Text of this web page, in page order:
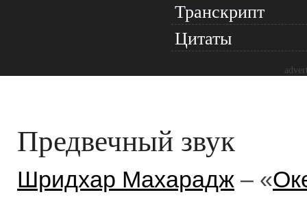
Транскрипт
Цитаты
Предвечный звук
Шридхар Махарадж – «